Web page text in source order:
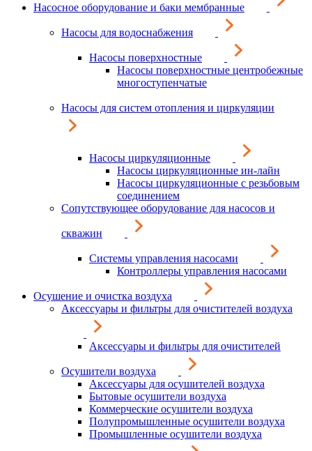
Насосное оборудование и баки мембранные
Насосы для водоснабжения
Насосы поверхностные
Насосы поверхностные центробежные
многоступенчатые
Насосы для систем отопления и циркуляции
Насосы циркуляционные
Насосы циркуляционные ин-лайн
Насосы циркуляционные с резьбовым
соединением
Сопутствующее оборудование для насосов и
скважин
Системы управления насосами
Контроллеры управления насосами
Осушение и очистка воздуха
Аксессуары и фильтры для очистителей воздуха
Аксессуары и фильтры для очистителей
Осушители воздуха
Аксессуары для осушителей воздуха
Бытовые осушители воздуха
Коммерческие осушители воздуха
Полупромышленные осушители воздуха
Промышленные осушители воздуха